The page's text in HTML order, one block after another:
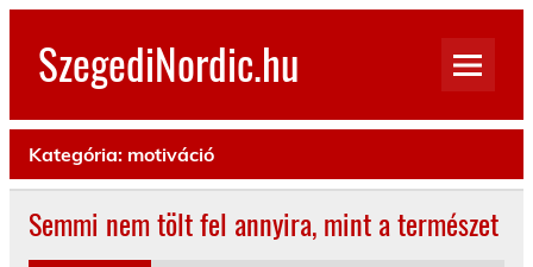
Skip
contentSzegediNordic.hu
Kategória: motiváció
Semmi nem tölt fel annyira, mint a természet